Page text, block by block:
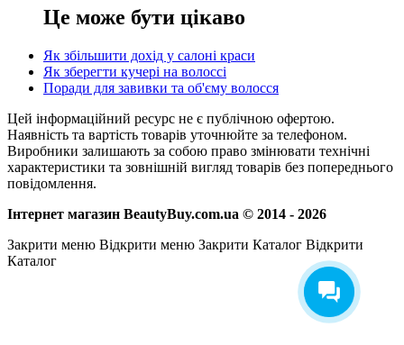
Це може бути цікаво
Як збільшити дохід у салоні краси
Як зберегти кучері на волоссі
Поради для завивки та об'єму волосся
Цей інформаційний ресурс не є публічною офертою.
Наявність та вартість товарів уточнюйте за телефоном.
Виробники залишають за собою право змінювати технічні
характеристики та зовнішній вигляд товарів без попереднього
повідомлення.
Інтернет магазин BeautyBuy.com.ua © 2014 - 2026
Закрити меню Відкрити меню Закрити Каталог Відкрити
Каталог